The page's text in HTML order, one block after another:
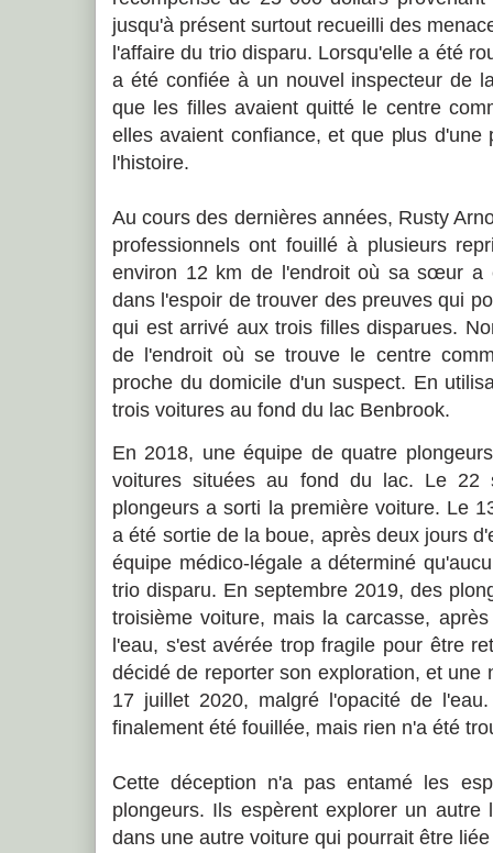
jusqu'à présent surtout recueilli des
l'affaire du trio disparu. Lorsqu'elle a été
a été confiée à un nouvel inspecteur de
que les filles avaient quitté le centre
elles avaient confiance, et que plus d'une
l'histoire.
Au cours des dernières années, Rusty
professionnels ont fouillé à plusieurs
environ 12 km de l'endroit où sa sœur a
dans l'espoir de trouver des preuves qui
qui est arrivé aux trois filles disparues.
de l'endroit où se trouve le centre
proche du domicile d'un suspect. En
trois voitures au fond du lac Benbrook.
En 2018, une équipe de quatre
voitures situées au fond du lac. Le 22
plongeurs a sorti la première voiture. Le
a été sortie de la boue, après deux jours
équipe médico-légale a déterminé
trio disparu. En septembre 2019, des
troisième voiture, mais la carcasse,
l'eau, s'est avérée trop fragile pour être
décidé de reporter son exploration, et une
17 juillet 2020, malgré l'opacité de
finalement été fouillée, mais rien n'a été
Cette déception n'a pas entamé les
plongeurs. Ils espèrent explorer un
dans une autre voiture qui pourrait être